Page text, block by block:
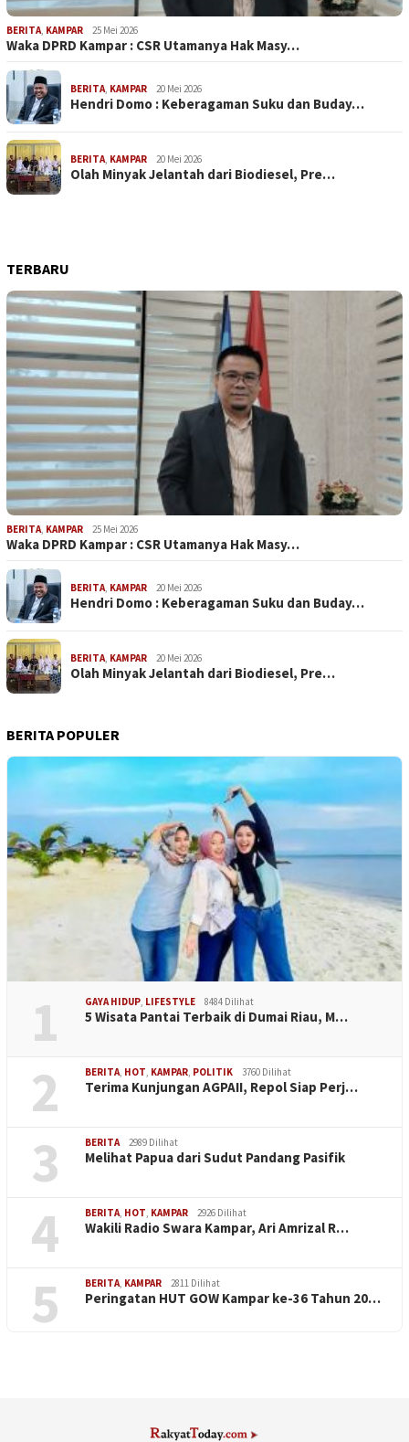
BERITA, KAMPAR 25 Mei 2026
Waka DPRD Kampar : CSR Utamanya Hak Masy…
BERITA, KAMPAR 20 Mei 2026
Hendri Domo : Keberagaman Suku dan Buday…
BERITA, KAMPAR 20 Mei 2026
Olah Minyak Jelantah dari Biodiesel, Pre…
TERBARU
BERITA, KAMPAR 25 Mei 2026
Waka DPRD Kampar : CSR Utamanya Hak Masy…
BERITA, KAMPAR 20 Mei 2026
Hendri Domo : Keberagaman Suku dan Buday…
BERITA, KAMPAR 20 Mei 2026
Olah Minyak Jelantah dari Biodiesel, Pre…
BERITA POPULER
1 GAYA HIDUP, LIFESTYLE 8484 Dilihat
5 Wisata Pantai Terbaik di Dumai Riau, M…
2 BERITA, HOT, KAMPAR, POLITIK 3760 Dilihat
Terima Kunjungan AGPAII, Repol Siap Perj…
3 BERITA 2989 Dilihat
Melihat Papua dari Sudut Pandang Pasifik
4 BERITA, HOT, KAMPAR 2926 Dilihat
Wakili Radio Swara Kampar, Ari Amrizal R…
5 BERITA, KAMPAR 2811 Dilihat
Peringatan HUT GOW Kampar ke-36 Tahun 20…